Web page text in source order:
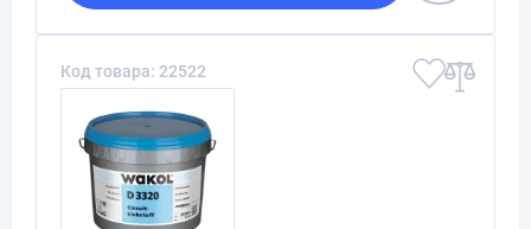
Код товара: 22522